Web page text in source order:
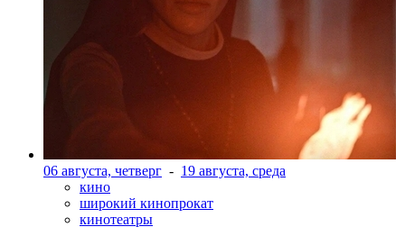
06 августа, четверг - 19 августа, среда
кино
широкий кинопрокат
кинотеатры